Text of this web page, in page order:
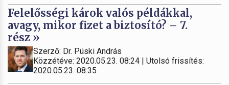
Felelősségi károk valós példákkal,
avagy, mikor fizet a biztosító? – 7.
rész »
Szerző: Dr. Püski András
Közzétéve: 2020.05.23. 08:24 | Utolsó frissítés:
2020.05.23. 08:35